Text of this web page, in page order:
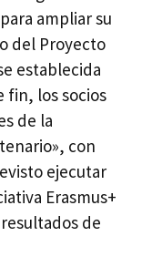
ampliar su
del Proyecto
establecida
fin, los socios
de la
con
ejecutar
Erasmus+
de